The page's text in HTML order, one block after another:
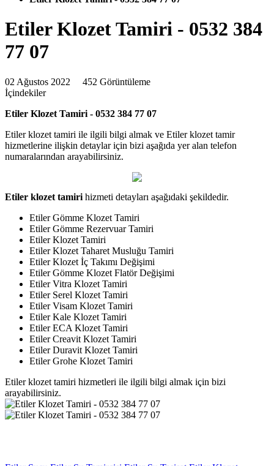
Etiler Klozet Tamiri - 0532 384
77 07
02 Ağustos 2022 452 Görüntüleme
İçindekiler
Etiler Klozet Tamiri - 0532 384 77 07
Etiler klozet tamiri ile ilgili bilgi almak ve Etiler klozet tamir
hizmetlerine ilişkin detaylar için bizi aşağıda yer alan telefon
numaralarından arayabilirsiniz.
Etiler klozet tamiri hizmeti detayları aşağıdaki şekildedir.
Etiler Gömme Klozet Tamiri
Etiler Gömme Rezervuar Tamiri
Etiler Klozet Tamiri
Etiler Klozet Taharet Musluğu Tamiri
Etiler Klozet İç Takımı Değişimi
Etiler Gömme Klozet Flatör Değişimi
Etiler Vitra Klozet Tamiri
Etiler Serel Klozet Tamiri
Etiler Visam Klozet Tamiri
Etiler Kale Klozet Tamiri
Etiler ECA Klozet Tamiri
Etiler Creavit Klozet Tamiri
Etiler Duravit Klozet Tamiri
Etiler Grohe Klozet Tamiri
Etiler klozet tamiri hizmetleri ile ilgili bilgi almak için bizi
arayabilirsiniz.